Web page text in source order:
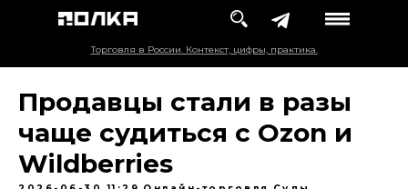
Торговля в России. Контекст, цифры, практика.
Продавцы стали в разы
чаще судиться с Ozon и
Wildberries